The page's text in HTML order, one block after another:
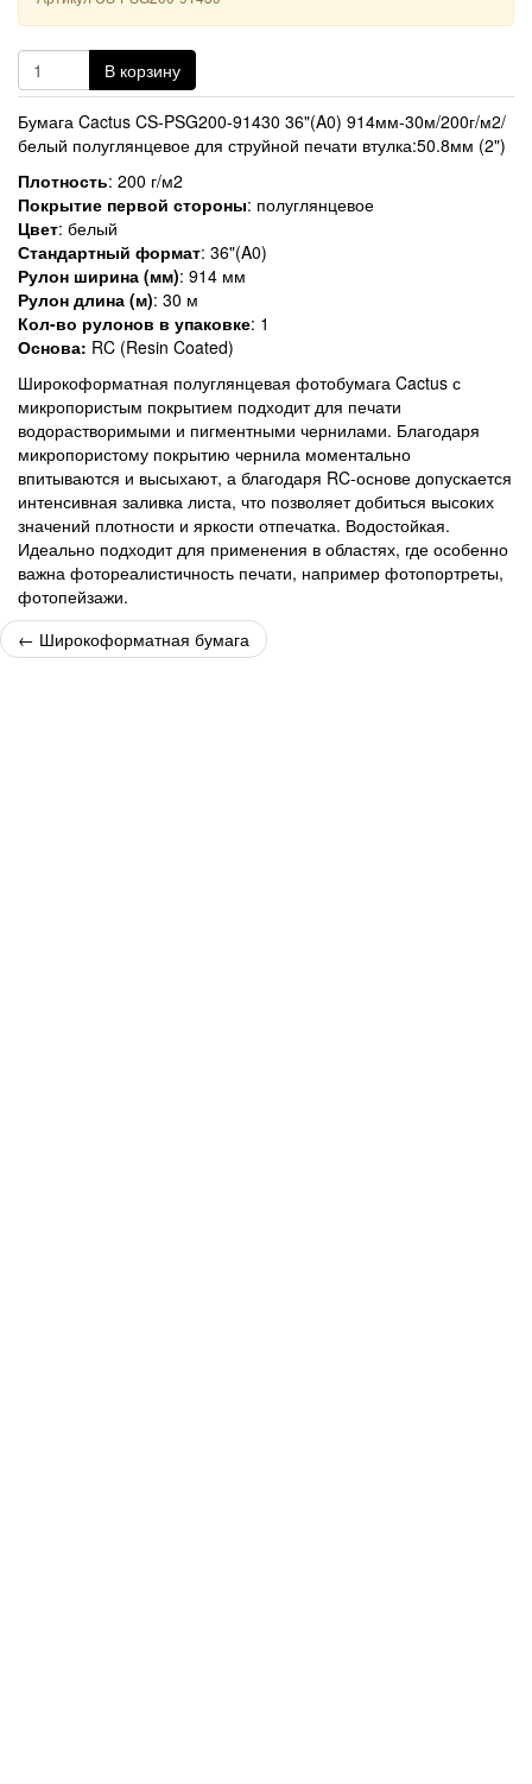
В корзину
Бумага Cactus CS-PSG200-91430 36"(A0) 914мм-30м/200г/м2/
белый полуглянцевое для струйной печати втулка:50.8мм (2")
Плотность: 200 г/м2
Покрытие первой стороны: полуглянцевое
Цвет: белый
Стандартный формат: 36"(A0)
Рулон ширина (мм): 914 мм
Рулон длина (м): 30 м
Кол-во рулонов в упаковке: 1
Основа: RC (Resin Coated)
Широкоформатная полуглянцевая фотобумага Cactus с
микропористым покрытием подходит для печати
водорастворимыми и пигментными чернилами. Благодаря
микропористому покрытию чернила моментально
впитываются и высыхают, а благодаря RC-основе допускается
интенсивная заливка листа, что позволяет добиться высоких
значений плотности и яркости отпечатка. Водостойкая.
Идеально подходит для применения в областях, где особенно
важна фотореалистичность печати, например фотопортреты,
фотопейзажи.
← Широкоформатная бумага